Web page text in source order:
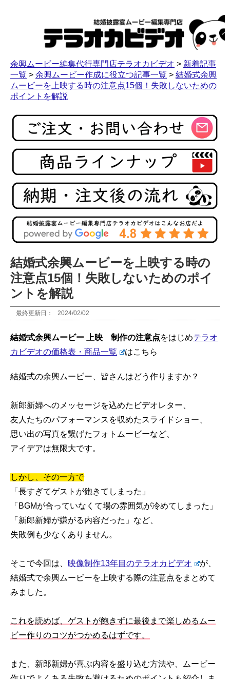
余興ムービー編集代行専門店テラオカビデオ > 新着記事
一覧 > 余興ムービー作成に役立つ記事一覧 > 結婚式余興
ムービーを上映する時の注意点15個！失敗しないための
ポイントを解説
結婚式余興ムービーを上映する時の
注意点15個！失敗しないためのポイ
ントを解説
最終更新日： 2024/02/02
結婚式余興ムービー 上映 制作の注意点をはじめテラオ
カビデオの価格表・商品一覧
はこちら
結婚式の余興ムービー、皆さんはどう作りますか？
新郎新婦へのメッセージを込めたビデオレター、
友人たちのパフォーマンスを収めたスライドショー、
思い出の写真を繋げたフォトムービーなど、
アイデアは無限大です。
しかし、その一方で
「長すぎてゲストが飽きてしまった」
「BGMが合っていなくて場の雰囲気が冷めてしまった」
「新郎新婦が嫌がる内容だった」など、
失敗例も少なくありません。
そこで今回は、 映像制作13年目のテラオカビデオ
が、
結婚式で余興ムービーを上映する際の注意点をまとめて
みました。
これを読めば、ゲストが飽きずに最後まで楽しめるムー
ビー作りのコツがつかめるはずです。
また、新郎新婦が喜ぶ内容を盛り込む方法や、ムービー